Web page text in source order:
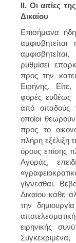
ΙΙ. Οι αιτίες
Δικαίου
Επισήμανα
ρυθμίσει
προς την
Ειρήνης.
φορές ευθέως
από οπαδούς
οποίοι
προς το
πλήρη εξέλιξη
όρους επίσης
Αγοράς,
γίγνεσθαι.
Δικαίου κάθε
την
ειρηνικής